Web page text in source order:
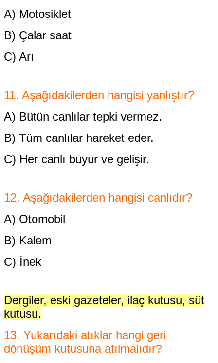
A) Motosiklet
B) Çalar saat
C) Arı
11. Aşağıdakilerden hangisi yanlıştır?
A) Bütün canlılar tepki vermez.
B) Tüm canlılar hareket eder.
C) Her canlı büyür ve gelişir.
12. Aşağıdakilerden hangisi canlıdır?
A) Otomobil
B) Kalem
C) İnek
Dergiler, eski gazeteler, ilaç kutusu, süt
kutusu.
13. Yukarıdaki atıklar hangi geri
dönüşüm kutusuna atılmalıdır?